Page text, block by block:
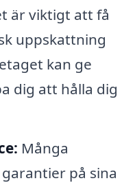
är viktigt att få
uppskattning
kan ge
dig att hålla dig
Många
på sina